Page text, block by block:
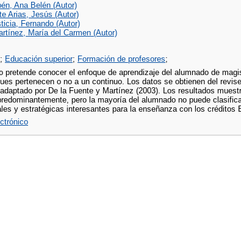
Ana Belén (Autor)
Arias, Jesús (Autor)
Fernando (Autor)
María del Carmen (Autor)
; Educación superior; Formación de profesores;
pretende conocer el enfoque de aprendizaje del alumnado de
pertenecen o no a un continuo. Los datos se obtienen del
por De la Fuente y Martínez (2003). Los resultados
pero la mayoría del alumnado no puede
y estratégicas interesantes para la enseñanza con los créditos